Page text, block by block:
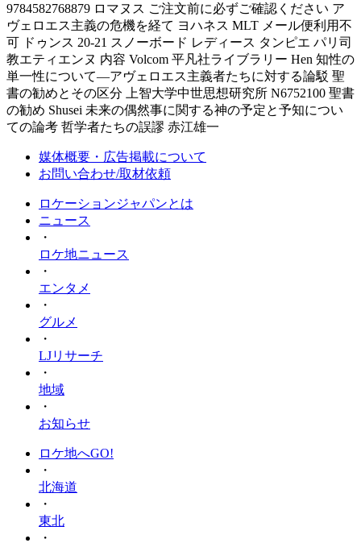
9784582768879 ロマヌス ご注文前に必ずご確認ください ア
ヴェロエス主義の危機を経て ヨハネス MLT メール便利用不
可 ドゥンス 20-21 スノーボード レディース タンピエ パリ司
教エティエンヌ 内容 Volcom 平凡社ライブラリー Hen 知性の
単一性について―アヴェロエス主義者たちに対する論駁 聖
書の勧めとその区分 上智大学中世思想研究所 N6752100 聖書
の勧め Shusei 未来の偶然事に関する神の予定と予知につい
ての論考 哲学者たちの誤謬 赤江雄一
媒体概要・広告掲載について
お問い合わせ/取材依頼
ロケーションジャパンとは
ニュース
・
ロケ地ニュース
・
エンタメ
・
グルメ
・
LJリサーチ
・
地域
・
お知らせ
ロケ地へGO!
・
北海道
・
東北
・